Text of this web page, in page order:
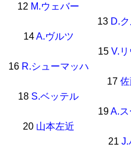
12 M.ウェバー
13 D.
14A.ヴルツ
15 V.リ
16 R.シューマッハ
17
18 S.ベッテル
19A.
20 山本左近
21 J.